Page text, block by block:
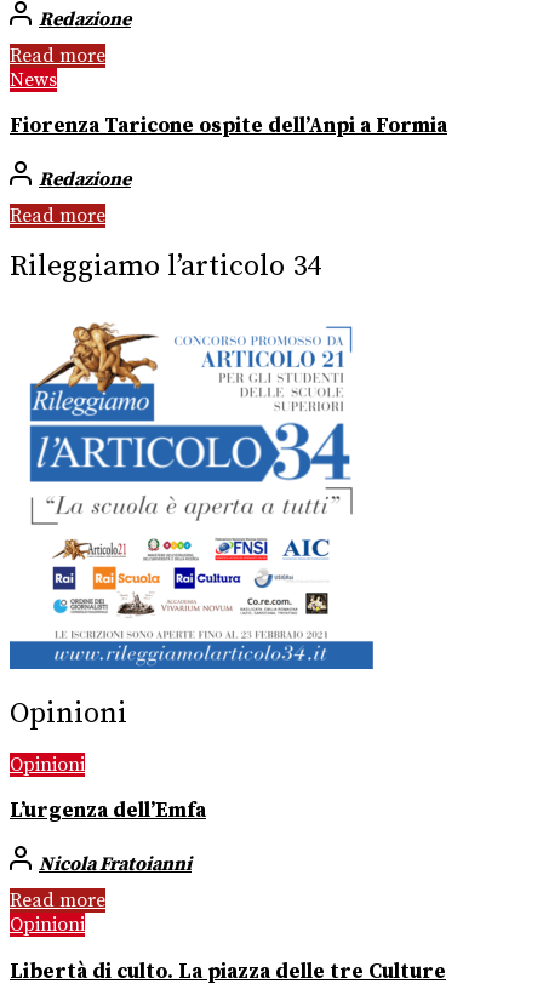
Redazione
Read more
News
Fiorenza Taricone ospite dell’Anpi a Formia
Redazione
Read more
Rileggiamo l’articolo 34
Opinioni
Opinioni
L’urgenza dell’Emfa
Nicola Fratoianni
Read more
Opinioni
Libertà di culto. La piazza delle tre Culture